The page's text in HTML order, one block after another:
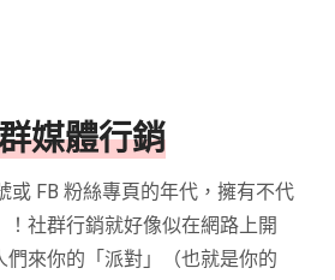
媒體行銷
或 FB 粉絲專頁的年代，擁有不代
！社群行銷就好像似在網路上開
們來你的「派對」（也就是你的